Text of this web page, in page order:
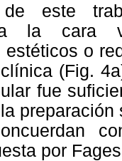
este
a la cara
estéticos o
(Fig.
fue
por